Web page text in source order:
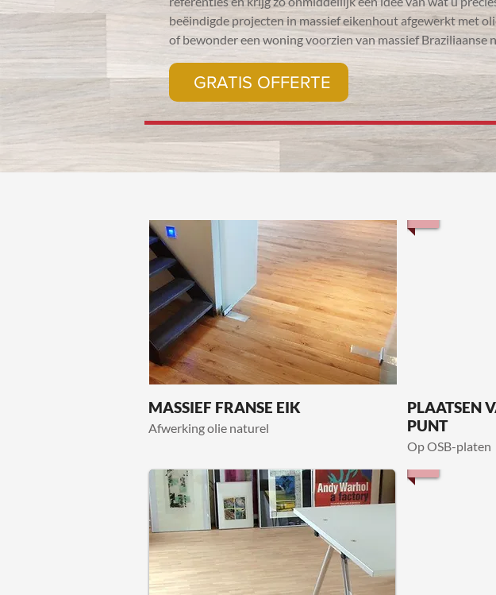
beëindigde projecten in massief eikenhout afgewerkt met
of bewonder een woning voorzien van massief Braziliaanse
GRATIS OFFERTE
MASSIEF FRANSE EIK
Afwerking olie naturel
PLAATSEN
PUNT
Op OSB-platen